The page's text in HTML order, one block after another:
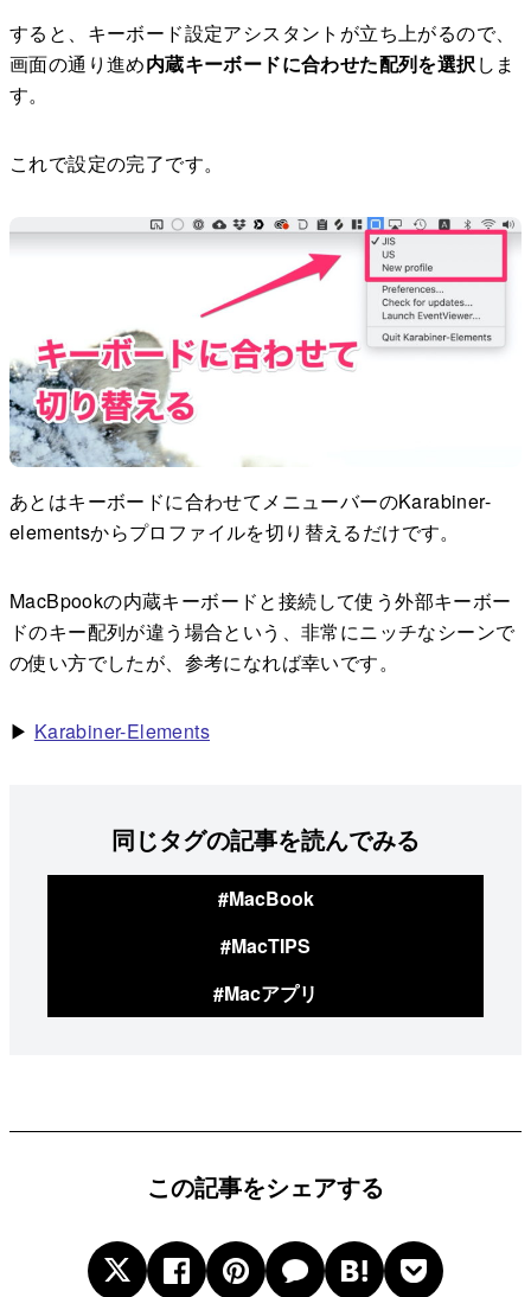
すると、キーボード設定アシスタントが立ち上がるので、
画面の通り進め内蔵キーボードに合わせた配列を選択しま
す。
これで設定の完了です。
あとはキーボードに合わせてメニューバーのKarabiner-
elementsからプロファイルを切り替えるだけです。
MacBpookの内蔵キーボードと接続して使う外部キーボー
ドのキー配列が違う場合という、非常にニッチなシーンで
の使い方でしたが、参考になれば幸いです。
▶︎ Karabiner-Elements
同じタグの記事を読んでみる
#MacBook
#MacTIPS
#Macアプリ
この記事をシェアする